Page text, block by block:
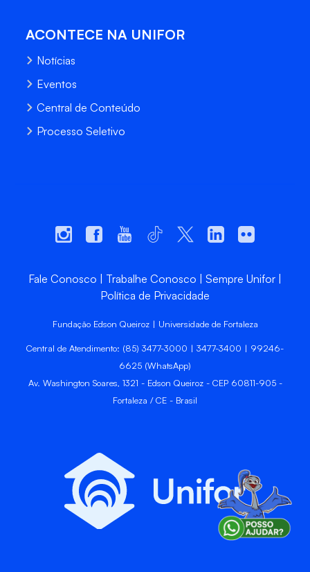
ACONTECE NA UNIFOR
Notícias
Eventos
Central de Conteúdo
Processo Seletivo
Fale Conosco Trabalhe Conosco
Sempre Unifor
Política de Privacidade
Fundação Edson Queiroz | Universidade de Fortaleza
Central de Atendimento: (85) 3477-3000 | 3477-3400 | 99246-
6625 (WhatsApp)
Av. Washington Soares, 1321 - Edson Queiroz - CEP 60811-905 -
Fortaleza / CE - Brasil